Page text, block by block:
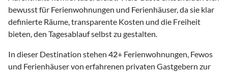
bewusst für Ferienwohnungen und Ferienhäuser, da sie klar
definierte Räume, transparente Kosten und die Freiheit
bieten, den Tagesablauf selbst zu gestalten.
In dieser Destination stehen 42+ Ferienwohnungen, Fewos
und Ferienhäuser von erfahrenen privaten Gastgebern zur